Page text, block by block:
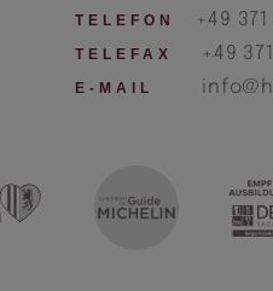
TELEFON +49 371
TELEFAX +49
E-MAIL